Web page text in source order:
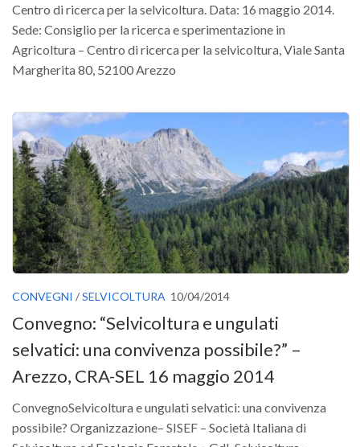
Centro di ricerca per la selvicoltura. Data: 16 maggio 2014.
Sede: Consiglio per la ricerca e sperimentazione in
Agricoltura – Centro di ricerca per la selvicoltura, Viale Santa
Margherita 80, 52100 Arezzo
CONVEGNI /SELVICOLTURA 10/04/2014
Convegno: “Selvicoltura e ungulati
selvatici: una convivenza possibile?” –
Arezzo, CRA-SEL 16 maggio 2014
ConvegnoSelvicoltura e ungulati selvatici: una convivenza
possibile? Organizzazione– SISEF – Società Italiana di